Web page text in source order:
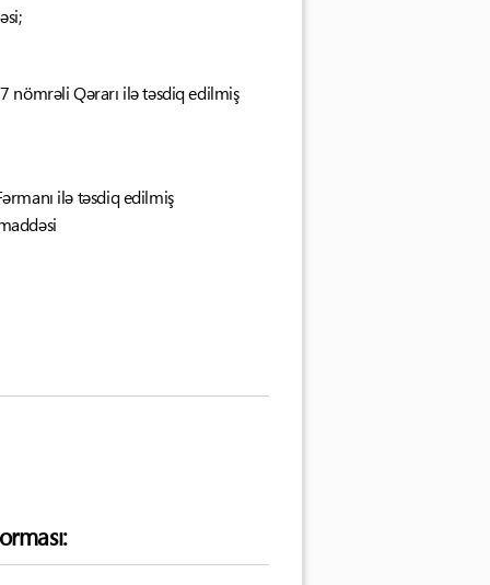
nömrəli Qərarı ilə təsdiq edilmiş
ilə təsdiq edilmiş